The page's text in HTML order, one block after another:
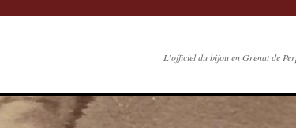
L'officiel du bijou en Grenat de